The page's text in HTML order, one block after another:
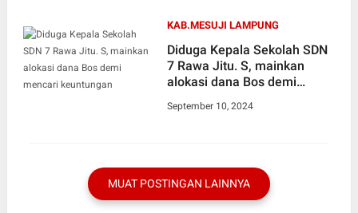
KAB.MESUJI LAMPUNG
Diduga Kepala Sekolah SDN
7 Rawa Jitu. S, mainkan
alokasi dana Bos demi
September 10, 2024
MUAT POSTINGAN LAINNYA